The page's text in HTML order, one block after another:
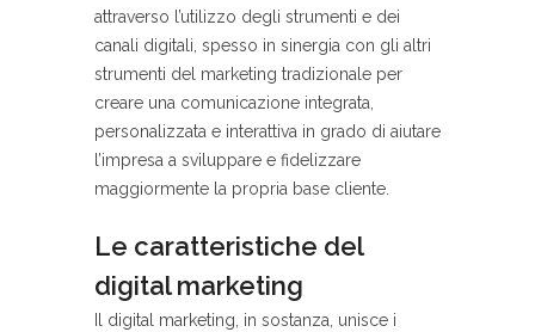
attraverso l’utilizzo degli strumenti e dei
canali digitali, spesso in sinergia con gli altri
strumenti del marketing tradizionale per
creare una comunicazione integrata,
personalizzata e interattiva in grado di aiutare
l’impresa a sviluppare e fidelizzare
maggiormente la propria base cliente.
Le caratteristiche del
digital marketing
Il digital marketing, in sostanza, unisce i